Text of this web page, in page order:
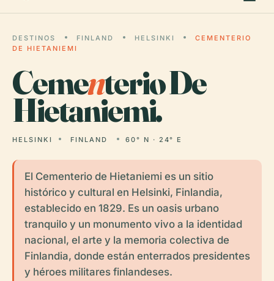
DESTINOS FINLAND HELSINKI
CEMENTERIO
DE HIETANIEMI
Cementerio De
Hietaniemi.
HELSINKI FINLAND 60° N · 24° E
El Cementerio de Hietaniemi es un sitio
histórico y cultural en Helsinki, Finlandia,
establecido en 1829. Es un oasis urbano
tranquilo y un monumento vivo a la identidad
nacional, el arte y la memoria colectiva de
Finlandia, donde están enterrados presidentes
y héroes militares finlandeses.